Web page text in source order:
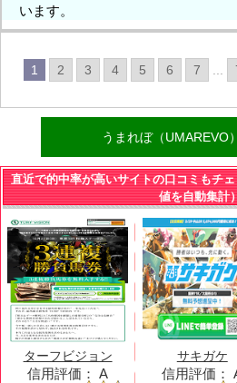
います。
1 2 3 4 5 6 7
うまれぼ（UMAREVO
直近で的中率が高いサイトの口コミもチ
値を自動集計
ターフビジョン
信用評価： A
サキガケ
信用評価：